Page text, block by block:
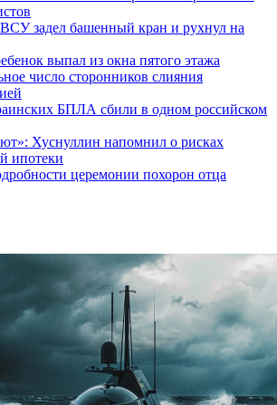
задел башенный кран и рухнул на
выпал из окна пятого этажа
число сторонников слияния
БПЛА сбили в одном российском
Хуснуллин напомнил о рисках
ипотеки
церемонии похорон отца